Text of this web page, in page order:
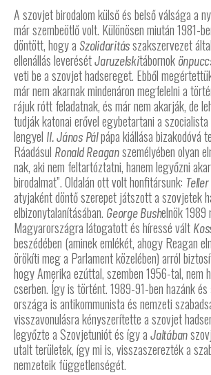
A szovjet birodalom külső és belső válsága a
már szembeötlő volt. Különösen miután 1981-
döntött, hogy a Szolidaritásszakszervezet
ellenállás leverésétJaruzelskitábornok
veti be a szovjet hadsereget. Ebből
már nem akarnak mindenáron megfelelni a
rájuk rótt feladatnak, és már nem akarják, de
tudják katonai erővel egybetartani a
lengyel II. János Pálpápa kiállása bizakodóvá
Ráadásul Ronald Reaganszemélyében olyan
nak, aki nem feltartóztatni, hanem legyőzni
birodalmat”. Oldalán ott volt honfitársunk:
atyjaként döntő szerepet játszott a szovjetek
elbizonytalanításában. George Bushelnök 1989
Magyarországra látogatott és híressé vált
beszédében (aminek emlékét, ahogy Reagan
örökíti meg a Parlament közelében) arról
hogy Amerika ezúttal, szemben 1956-tal, nem
cserben. Így is történt. 1989-91-ben hazánk
országa is antikommunista és nemzeti
visszavonulásra kényszerítette a szovjet
legyőzte a Szovjetuniót és így a Jaltában
utalt területek, így mi is, visszaszerezték a
nemzeteik függetlenségét.